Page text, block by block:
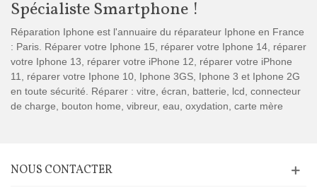
Spécialiste Smartphone !
Réparation Iphone est l'annuaire du réparateur Iphone en France
: Paris. Réparer votre Iphone 15, réparer votre Iphone 14, réparer
votre Iphone 13, réparer votre iPhone 12, réparer votre iPhone
11, réparer votre Iphone 10, Iphone 3GS, Iphone 3 et Iphone 2G
en toute sécurité. Réparer : vitre, écran, batterie, lcd, connecteur
de charge, bouton home, vibreur, eau, oxydation, carte mère
NOUS CONTACTER